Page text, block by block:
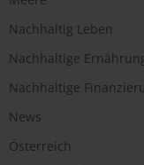
Nachhaltig Leben
Nachhaltige
Nachhaltige
News
Österreich